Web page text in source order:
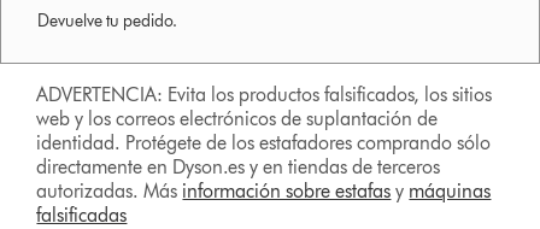
Devuelve tu pedido.
ADVERTENCIA: Evita los productos falsificados, los sitios
web y los correos electrónicos de suplantación de
identidad. Protégete de los estafadores comprando sólo
directamente en Dyson.es y en tiendas de terceros
autorizadas. Más información sobre estafas y máquinas
falsificadas